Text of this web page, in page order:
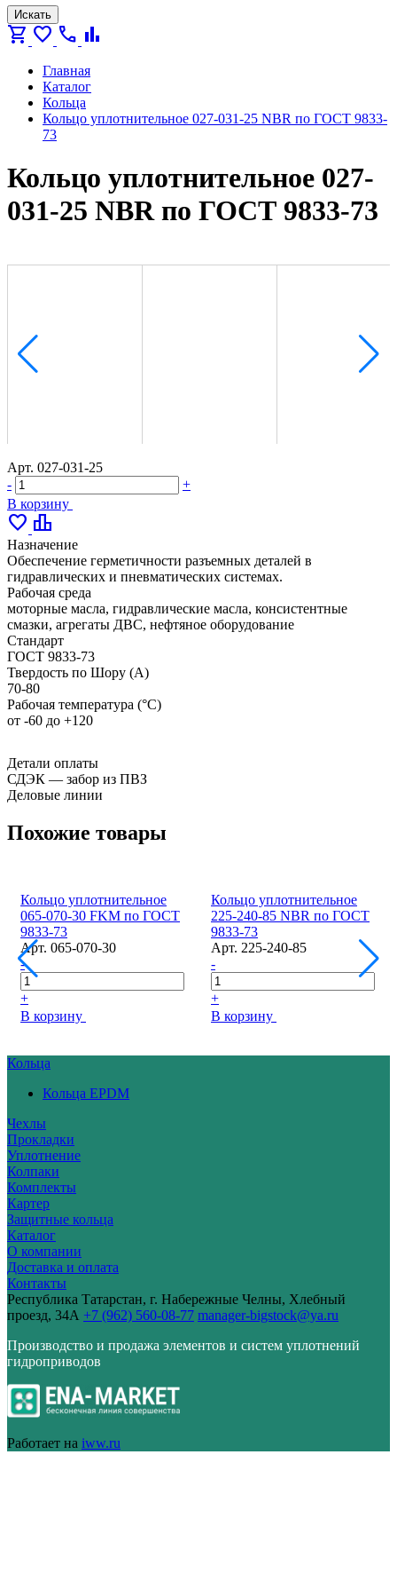
Искать
shopping_cart favorite call bar_chart
Главная
Каталог
Кольца
Кольцо уплотнительное 027-031-25 NBR по ГОСТ 9833-
73
Кольцо уплотнительное 027-
031-25 NBR по ГОСТ 9833-73
Арт. 027-031-25
-
+
В корзину
favorite leaderboard
Назначение
Обеспечение герметичности разъемных деталей в
гидравлических и пневматических системах.
Рабочая среда
моторные масла, гидравлические масла, консистентные
смазки, агрегаты ДВС, нефтяное оборудование
Стандарт
ГОСТ 9833-73
Твердость по Шору (А)
70-80
Рабочая температура (°С)
от -60 до +120
Детали оплаты
СДЭК — забор из ПВЗ
Деловые линии
Похожие товары
Кольцо уплотнительное
065-070-30 FKM по ГОСТ
9833-73
Арт. 065-070-30
-
+
В корзину
Кольцо уплотнительное
225-240-85 NBR по ГОСТ
9833-73
Арт. 225-240-85
-
+
В корзину
Кольца
Кольца EPDM
Чехлы
Прокладки
Уплотнение
Колпаки
Комплекты
Картер
Защитные кольца
Каталог
О компании
Доставка и оплата
Контакты
Республика Татарстан, г. Набережные Челны, Хлебный
проезд, 34А +7 (962) 560-08-77 manager-bigstock@ya.ru
Производство и продажа элементов и систем уплотнений
гидроприводов
Работает на iww.ru